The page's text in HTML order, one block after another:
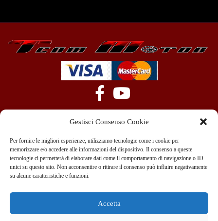
Gestisci Consenso Cookie
Per fornire le migliori esperienze, utilizziamo tecnologie come i cookie per
memorizzare e/o accedere alle informazioni del dispositivo. Il consenso a queste
tecnologie ci permetterà di elaborare dati come il comportamento di navigazione o ID
unici su questo sito. Non acconsentire o ritirare il consenso può influire negativamente
su alcune caratteristiche e funzioni.
Accetta
+39 351 970 89 33
info@teammotor.it